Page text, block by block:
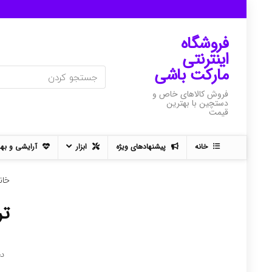
فروشگاه
اینترنتی
مارکت باشی
فروش کالاهای خاص و
دستچین با بهترین
قیمت
خانه پیشنهادهای ویژه ابزار آرایشی و